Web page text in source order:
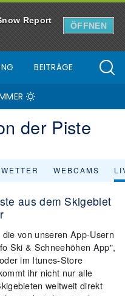
Report
ÖFFNEN
BEITRÄGE
der Piste
WETTER WEBCAMS
aus dem Skigebiet
von unseren App-Usern
Ski & Schneehöhen App",
im Itunes-Store
ihr nicht nur alle
weltweit direkt